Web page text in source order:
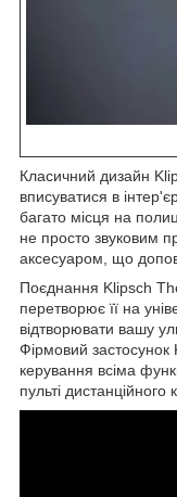
Класичний дизайн
вписуватися в
багато місця на
не просто звуковим
аксесуаром, що
Поєднання Klipsch
перетворює її на
відтворювати вашу
Фірмовий
керування всіма
пульті дистанційного